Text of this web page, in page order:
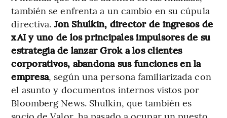
también se enfrenta a un cambio en su cúpula
directiva. Jon Shulkin, director de ingresos de
xAI y uno de los principales impulsores de su
estrategia de lanzar Grok a los clientes
corporativos, abandona sus funciones en la
empresa, según una persona familiarizada con
el asunto y documentos internos vistos por
Bloomberg News. Shulkin, que también es